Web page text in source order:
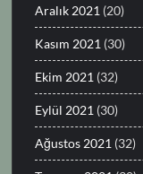
Aralık 2021 (20)
Kasım 2021 (30)
Ekim 2021 (32)
Eylül 2021 (30)
Ağustos 2021 (32)